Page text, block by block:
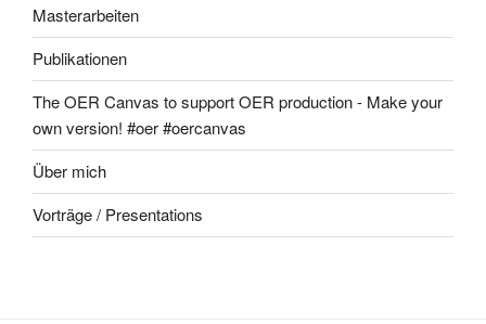
Masterarbeiten
Publikationen
The OER Canvas to support OER production - Make your
own version! #oer #oercanvas
Über mich
Vorträge / Presentations